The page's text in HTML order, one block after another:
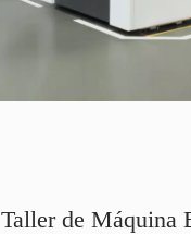
Taller de Máquina